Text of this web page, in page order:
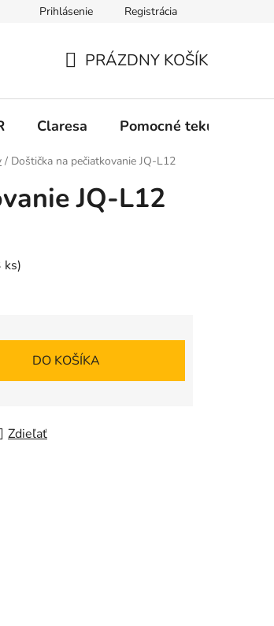
Formulár na odstúpenie od zmluvy
Prihlásenie Registrácia
KOŠÍK
PRÁZDNY KOŠÍK
Claresa Pomocné tekutiny
/ Doštička na pečiatkovanie JQ-L12
JQ-L12
ks)
DO KOŠÍKA
Zdieľať